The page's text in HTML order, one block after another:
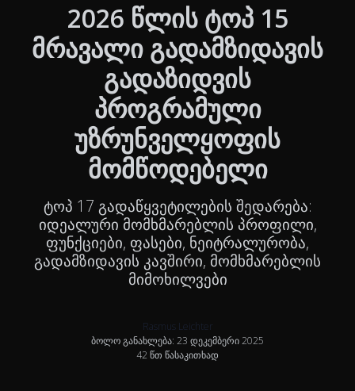
2026 წლის ტოპ 15
მრავალი გადამზიდავის
გადაზიდვის
პროგრამული
უზრუნველყოფის
მომწოდებელი
ტოპ 17 გადაწყვეტილების შედარება:
იდეალური მომხმარებლის პროფილი,
ფუნქციები, ფასები, ნეიტრალურობა,
გადამზიდავის კავშირი, მომხმარებლის
მიმოხილვები
Rasmus Leichter
ბოლო განახლება: 23 დეკემბერი 2025
42 წთ წასაკითხად